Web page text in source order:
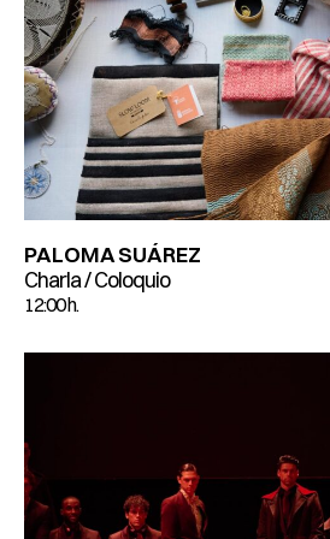
PALOMA SUÁREZ
Charla / Coloquio
12:00 h.